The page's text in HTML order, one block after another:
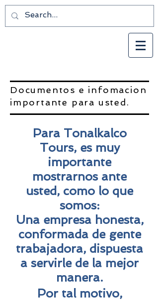
Documentos e infomacion
importante para usted.
Para Tonalkalco
Tours, es muy
importante
mostrarnos ante
usted, como lo que
somos:
Una empresa honesta,
conformada de gente
trabajadora, dispuesta
a servirle de la mejor
manera.
Por tal motivo,